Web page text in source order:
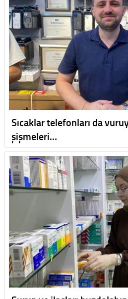
Sıcaklar telefonları da
şişmeleri…